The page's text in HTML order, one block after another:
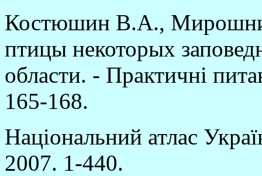
Костюшин В.А.,
птицы некоторых
области. - Практичні
165-168.
Національний атлас
2007. 1-440.